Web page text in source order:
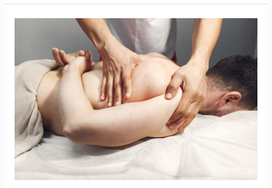
運
摩
師
嗎？
類
型
百
百
種，
運
動